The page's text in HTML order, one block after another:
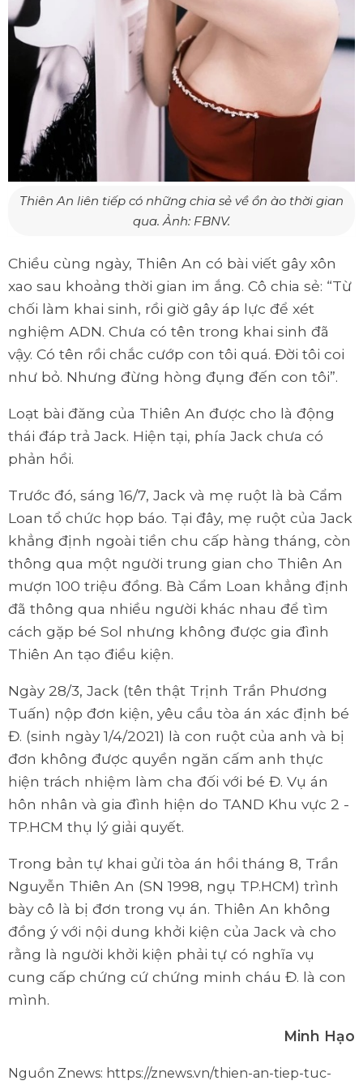
Thiên An liên tiếp có những chia sẻ về ồn ào thời gian
qua. Ảnh: FBNV.
Chiều cùng ngày, Thiên An có bài viết gây xôn
xao sau khoảng thời gian im ắng. Cô chia sẻ: “Từ
chối làm khai sinh, rồi giờ gây áp lực để xét
nghiệm ADN. Chưa có tên trong khai sinh đã
vậy. Có tên rồi chắc cướp con tôi quá. Đời tôi coi
như bỏ. Nhưng đừng hòng đụng đến con tôi”.
Loạt bài đăng của Thiên An được cho là động
thái đáp trả Jack. Hiện tại, phía Jack chưa có
phản hồi.
Trước đó, sáng 16/7, Jack và mẹ ruột là bà Cẩm
Loan tổ chức họp báo. Tại đây, mẹ ruột của Jack
khẳng định ngoài tiền chu cấp hàng tháng, còn
thông qua một người trung gian cho Thiên An
mượn 100 triệu đồng. Bà Cẩm Loan khẳng định
đã thông qua nhiều người khác nhau để tìm
cách gặp bé Sol nhưng không được gia đình
Thiên An tạo điều kiện.
Ngày 28/3, Jack (tên thật Trịnh Trần Phương
Tuấn) nộp đơn kiện, yêu cầu tòa án xác định bé
Đ. (sinh ngày 1/4/2021) là con ruột của anh và bị
đơn không được quyền ngăn cấm anh thực
hiện trách nhiệm làm cha đối với bé Đ. Vụ án
hôn nhân và gia đình hiện do TAND Khu vực 2 -
TP.HCM thụ lý giải quyết.
Trong bản tự khai gửi tòa án hồi tháng 8, Trần
Nguyễn Thiên An (SN 1998, ngụ TP.HCM) trình
bày cô là bị đơn trong vụ án. Thiên An không
đồng ý với nội dung khởi kiện của Jack và cho
rằng là người khởi kiện phải tự có nghĩa vụ
cung cấp chứng cứ chứng minh cháu Đ. là con
mình.
Minh Hạo
Nguồn Znews: https://znews.vn/thien-an-tiep-tuc-